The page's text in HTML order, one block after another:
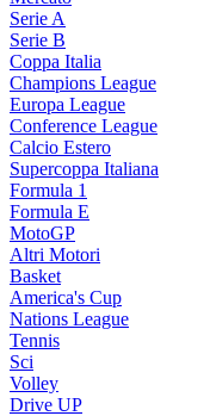
Serie A
Serie B
Coppa Italia
Champions League
Europa League
Conference League
Calcio Estero
Supercoppa Italiana
Formula 1
Formula E
MotoGP
Altri Motori
Basket
America's Cup
Nations League
Tennis
Sci
Volley
Drive UP